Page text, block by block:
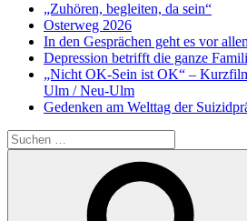
„Zuhören, begleiten, da sein“
Osterweg 2026
In den Gesprächen geht es vor
Depression betrifft die ganze
„Nicht OK-Sein ist OK“ –
Ulm / Neu-Ulm
Gedenken am Welttag der
Suchen
nach: